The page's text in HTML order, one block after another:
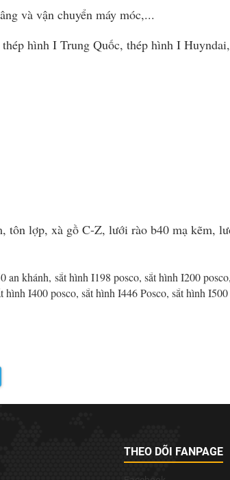
và vận chuyển máy móc,...
hình I Trung Quốc, thép hình I
tôn lợp, xà gồ C-Z, lưới rào b40 mạ kẽm,
khánh, sắt hình I198 posco, sắt hình I200
I400 posco, sắt hình I446 Posco, sắt hình
THEO DÕI FANPAGE